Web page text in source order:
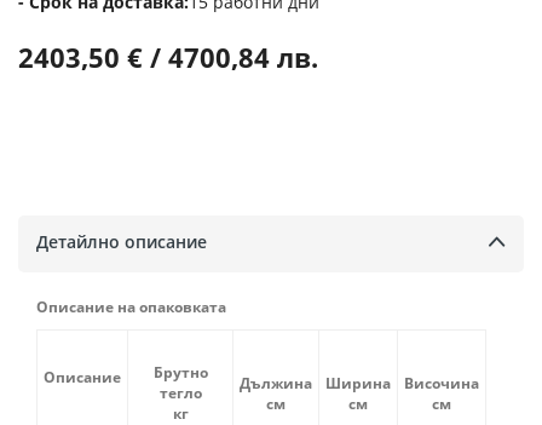
2403,50 € / 4700,84 лв.
Детайлно описание
Описание на опаковката
Описание
Брутно
тегло
кг
Дължина
см
Ширина
см
Височина
см